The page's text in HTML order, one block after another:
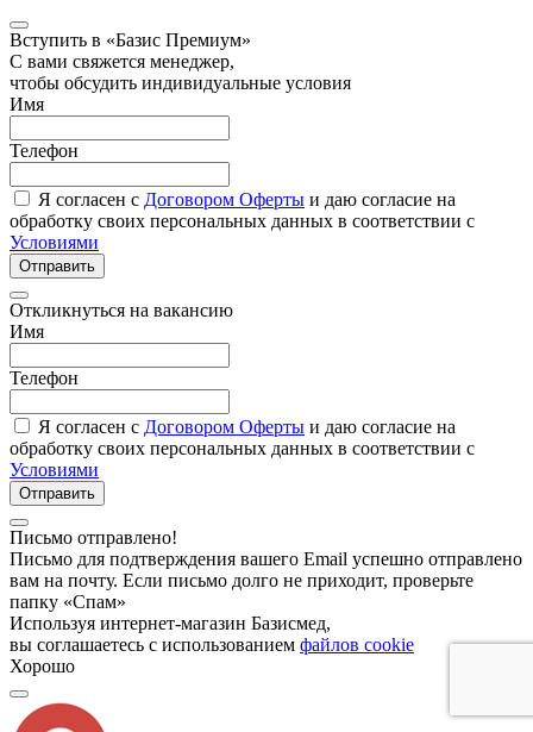
Вступить в «Базис Премиум»
С вами свяжется менеджер,
чтобы обсудить индивидуальные условия
Имя
Телефон
Я согласен с Договором Оферты и даю согласие на
обработку своих персональных данных в соответствии с
Условиями
Отправить
Откликнуться на вакансию
Имя
Телефон
Я согласен с Договором Оферты и даю согласие на
обработку своих персональных данных в соответствии с
Условиями
Отправить
Письмо отправлено!
Письмо для подтверждения вашего Email успешно отправлено
вам на почту. Если письмо долго не приходит, проверьте
папку «Спам»
Используя интернет-магазин Базисмед,
вы соглашаетесь с использованием файлов cookie
Хорошо